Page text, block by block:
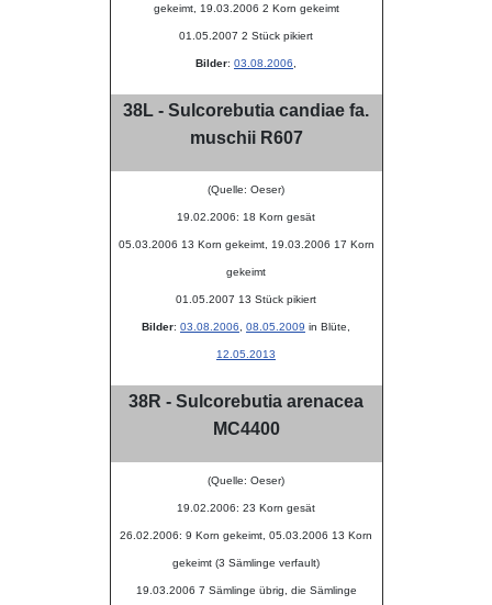
gekeimt, 19.03.2006 2 Korn gekeimt
01.05.2007 2 Stück pikiert
Bilder: 03.08.2006
38L - Sulcorebutia candiae fa.
muschii R607
(Quelle: Oeser)
19.02.2006: 18 Korn gesät
05.03.2006 13 Korn gekeimt, 19.03.2006 17 Korn
gekeimt
01.05.2007 13 Stück pikiert
Bilder: 03.08.2006 08.05.2009 in Blüte,
12.05.2013
38R - Sulcorebutia arenacea
MC4400
(Quelle: Oeser)
19.02.2006: 23 Korn gesät
26.02.2006: 9 Korn gekeimt, 05.03.2006 13 Korn
gekeimt (3 Sämlinge verfault)
19.03.2006 7 Sämlinge übrig, die Sämlinge